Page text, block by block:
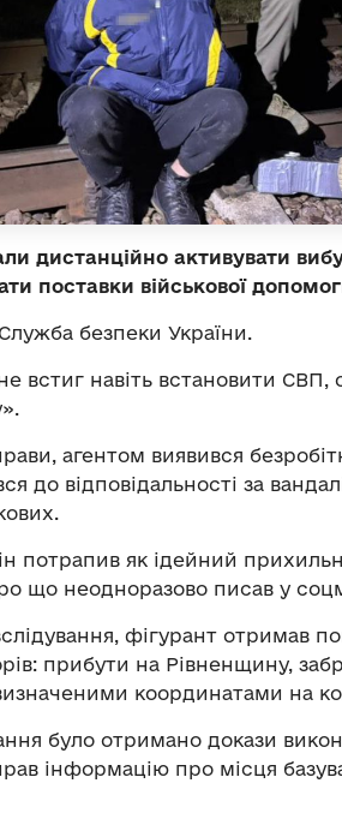
дистанційно активувати
поставки військової
Служба безпеки України.
встиг навіть встановити СВП,
агентом виявився
до відповідальності за
потрапив як ідейний
що неодноразово писав у
фігурант отримав
прибути на Рівненщину,
визначеними координатами на
було отримано докази
інформацію про місця